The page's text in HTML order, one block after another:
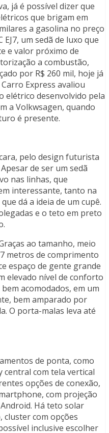
já é possível dizer que
que brigam em
a gasolina no preço
EJ7, um sedã de luxo que
e valor próximo de
a combustão,
por R$ 260 mil, hoje já
Express avaliou
elétrico desenvolvido pela
a Volkwsagen, quando
é presente.
cara, pelo design futurista
de ser um sedã
nas linhas, que
interessante, tanto na
dá a ideia de um cupê.
e o teto em preto
ao tamanho, meio
metros de comprimento
espaço de gente grande
elevado nível de conforto
acomodados, em um
bem amparado por
O porta-malas leva até
de ponta, como
central com tela vertical
opções de conexão,
com projeção
Há teto solar
cluster com opções
inclusive escolher